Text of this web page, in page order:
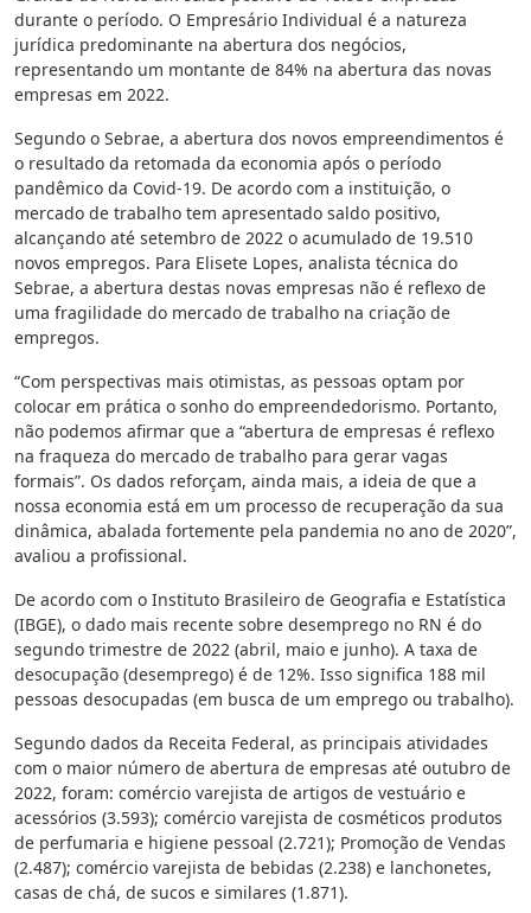
durante o período. O Empresário Individual é a natureza
jurídica predominante na abertura dos negócios,
representando um montante de 84% na abertura das novas
empresas em 2022.
Segundo o Sebrae, a abertura dos novos empreendimentos é
o resultado da retomada da economia após o período
pandêmico da Covid-19. De acordo com a instituição, o
mercado de trabalho tem apresentado saldo positivo,
alcançando até setembro de 2022 o acumulado de 19.510
novos empregos. Para Elisete Lopes, analista técnica do
Sebrae, a abertura destas novas empresas não é reflexo de
uma fragilidade do mercado de trabalho na criação de
empregos.
“Com perspectivas mais otimistas, as pessoas optam por
colocar em prática o sonho do empreendedorismo. Portanto,
não podemos afirmar que a “abertura de empresas é reflexo
na fraqueza do mercado de trabalho para gerar vagas
formais”. Os dados reforçam, ainda mais, a ideia de que a
nossa economia está em um processo de recuperação da sua
dinâmica, abalada fortemente pela pandemia no ano de 2020”,
avaliou a profissional.
De acordo com o Instituto Brasileiro de Geografia e Estatística
(IBGE), o dado mais recente sobre desemprego no RN é do
segundo trimestre de 2022 (abril, maio e junho). A taxa de
desocupação (desemprego) é de 12%. Isso significa 188 mil
pessoas desocupadas (em busca de um emprego ou trabalho).
Segundo dados da Receita Federal, as principais atividades
com o maior número de abertura de empresas até outubro de
2022, foram: comércio varejista de artigos de vestuário e
acessórios (3.593); comércio varejista de cosméticos produtos
de perfumaria e higiene pessoal (2.721); Promoção de Vendas
(2.487); comércio varejista de bebidas (2.238) e lanchonetes,
casas de chá, de sucos e similares (1.871).